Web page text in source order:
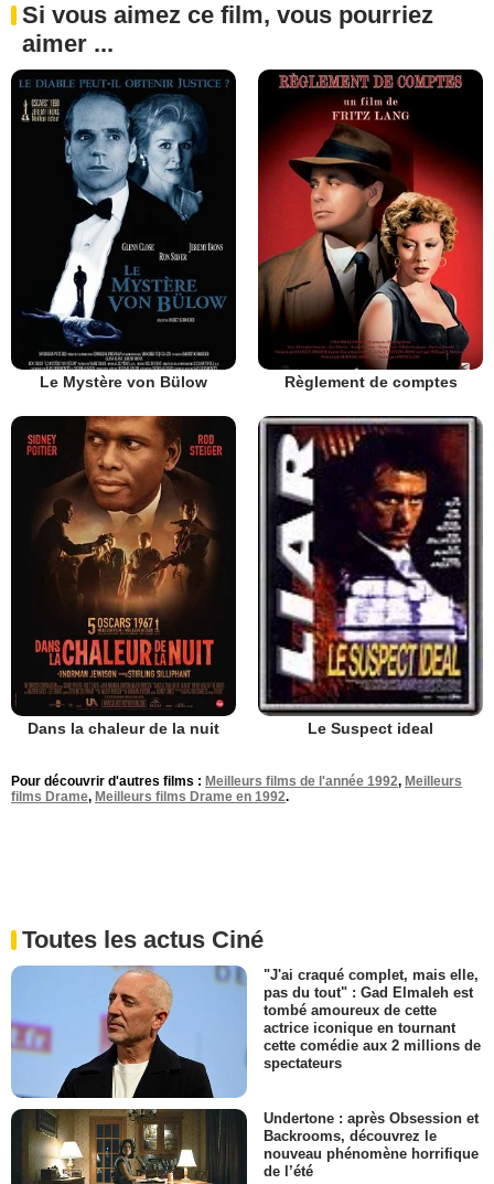
Si vous aimez ce film, vous pourriez
aimer ...
Le Mystère von Bülow Règlement de comptes
Dans la chaleur de la nuit Le Suspect ideal
Pour découvrir d'autres films : Meilleurs films de l'année 1992, Meilleurs
films Drame, Meilleurs films Drame en 1992.
Toutes les actus Ciné
"J'ai craqué complet, mais elle,
pas du tout" : Gad Elmaleh est
tombé amoureux de cette
actrice iconique en tournant
cette comédie aux 2 millions de
spectateurs
Undertone : après Obsession et
Backrooms, découvrez le
nouveau phénomène horrifique
de l’été